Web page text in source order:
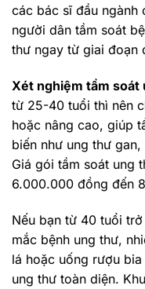
các bác sĩ đầu ngành
người dân tầm soát
thư ngay từ giai đoạn
Xét nghiệm tầm soát
từ 25-40 tuổi thì nên
hoặc nâng cao, giúp
biến như ung thư
Giá gói tầm soát ung
6.000.000 đồng đến
Nếu bạn từ 40 tuổi
mắc bệnh ung thư,
lá hoặc uống rượu
ung thư toàn diện.